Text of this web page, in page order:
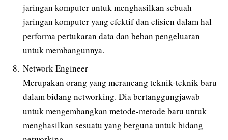
jaringan komputer untuk menghasilkan sebuah
jaringan komputer yang efektif dan efisien dalam hal
performa pertukaran data dan beban pengeluaran
untuk membangunnya.
Network Engineer
Merupakan orang yang merancang teknik-teknik baru
dalam bidang networking. Dia bertanggungjawab
untuk mengembangkan metode-metode baru untuk
menghasilkan sesuatu yang berguna untuk bidang